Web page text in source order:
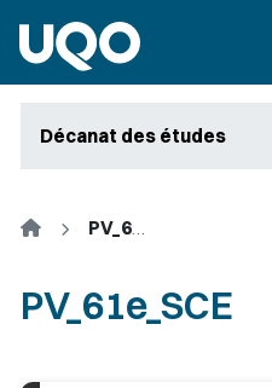
Décanat des études
Accueil PV_61e_SCE
PV_61e_SCE